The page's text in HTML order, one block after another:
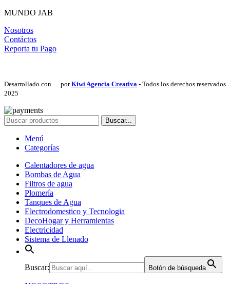
MUNDO JAB
Nosotros
Contáctos
Reporta tu Pago
Desarrollado con porKiwi Agencia Creativa - Todos los derechos reservados
2025
Buscar...
Menú
Categorías
Calentadores de agua
Bombas de Agua
Filtros de agua
Plomería
Tanques de Agua
Electrodomestico y Tecnologia
DecoHogar y Herramientas
Electricidad
Sistema de Llenado
Buscar: Botón de búsqueda